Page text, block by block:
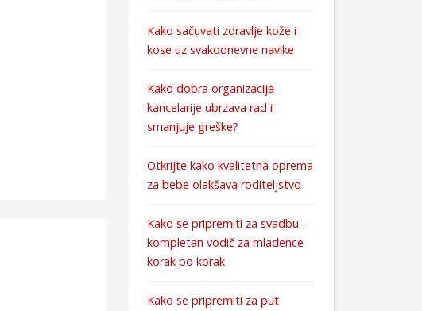
Kako sačuvati zdravlje kože i
kose uz svakodnevne navike
Kako dobra organizacija
kancelarije ubrzava rad i
smanjuje greške?
Otkrijte kako kvalitetna oprema
za bebe olakšava roditeljstvo
Kako se pripremiti za svadbu –
kompletan vodič za mladence
korak po korak
Kako se pripremiti za put